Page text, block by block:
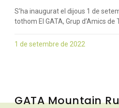
S’ha inaugurat el dijous 1 de
tothom El GATA, Grup d’Amics
1 de setembre de 2022
GATA Mountain